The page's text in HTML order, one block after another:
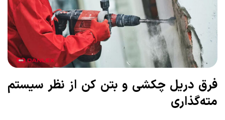
فرق دریل چکشی و بتن کن از نظر سیستم
مته‌گذاری